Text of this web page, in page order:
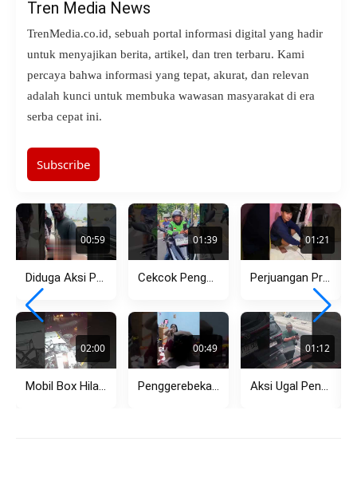
Tren Media News
TrenMedia.co.id, sebuah portal informasi digital yang hadir
untuk menyajikan berita, artikel, dan tren terbaru. Kami
percaya bahwa informasi yang tepat, akurat, dan relevan
adalah kunci untuk membuka wawasan masyarakat di era
serba cepat ini.
Subscribe
00:59
Diduga Aksi Premanisme Debt Collector di Pasar Kemis Kembali Viral,...
01:39
Cekcok Pengendara Motor dan Ojol di Menteng, Dipicu Aksi Lawan...
01:21
Perjuangan Pria Tempuh Jarak Jauh Berujung Pilu, Pergoki Pacar dengan...
02:00 00:49 01:12